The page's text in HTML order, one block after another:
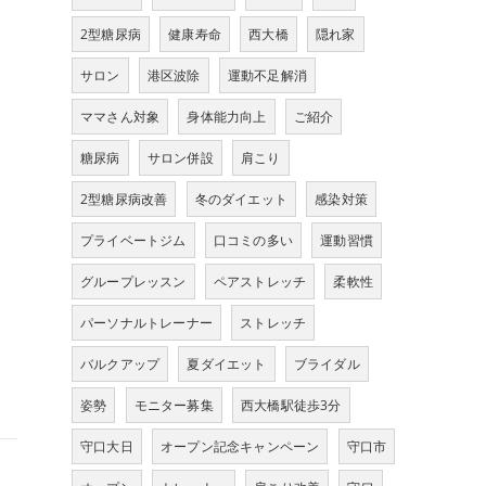
2型糖尿病 健康寿命 西大橋 隠れ家
サロン 港区波除 運動不足解消
ママさん対象 身体能力向上 ご紹介
糖尿病 サロン併設 肩こり
2型糖尿病改善 冬のダイエット 感染対策
プライベートジム 口コミの多い 運動習慣
グループレッスン ペアストレッチ 柔軟性
パーソナルトレーナー ストレッチ
バルクアップ 夏ダイエット ブライダル
姿勢 モニター募集 西大橋駅徒歩3分
守口大日 オープン記念キャンペーン 守口市